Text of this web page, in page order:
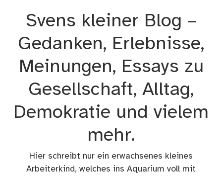
Svens kleiner Blog –
Gedanken, Erlebnisse,
Meinungen, Essays zu
Gesellschaft, Alltag,
Demokratie und vielem
mehr.
Hier schreibt nur ein erwachsenes kleines
Arbeiterkind, welches ins Aquarium voll mit